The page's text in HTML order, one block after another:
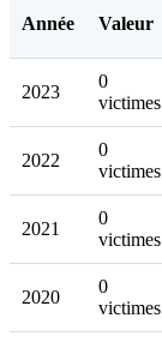
Année Valeur
2023
0
victimes
2022
0
victimes
2021
0
victimes
2020
0
victimes